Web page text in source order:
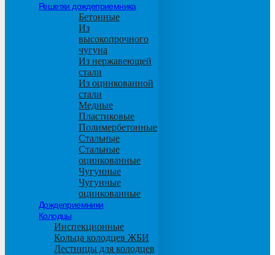
Решетки дождеприемника
Бетонные
Из
высокопрочного
чугуна
Из нержавеющей
стали
Из оцинкованной
стали
Медные
Пластиковые
Полимербетонные
Стальные
Стальные
оцинкованные
Чугунные
Чугунные
оцинкованные
Дождеприемники
Колодцы
Инспекционные
Кольца колодцев ЖБИ
Лестницы для колодцев